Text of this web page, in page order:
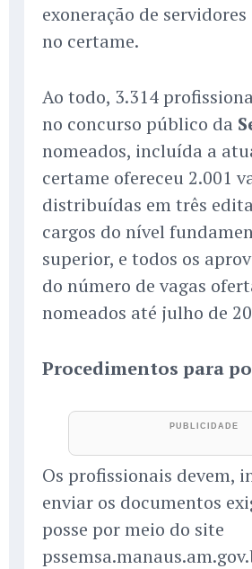
exoneração de
no certame.
Ao todo, 3.314
no concurso público da
nomeados, incluída a
certame ofereceu 2.001
distribuídas em três
cargos do nível
superior, e todos os
do número de vagas
nomeados até julho de
Procedimentos para
Os profissionais devem,
enviar os documentos
posse por meio do site